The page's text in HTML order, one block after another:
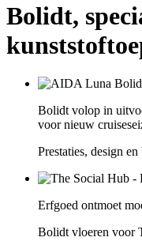
Bolidt,
Bolidt volop in
voor nieuw
Prestaties, design
Erfgoed ontmoet
Bolidt vloeren voor